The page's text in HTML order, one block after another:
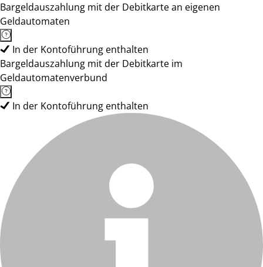
Bargeldauszahlung mit der Debitkarte an eigenen
Geldautomaten
In der Kontoführung enthalten
Bargeldauszahlung mit der Debitkarte im
Geldautomatenverbund
In der Kontoführung enthalten